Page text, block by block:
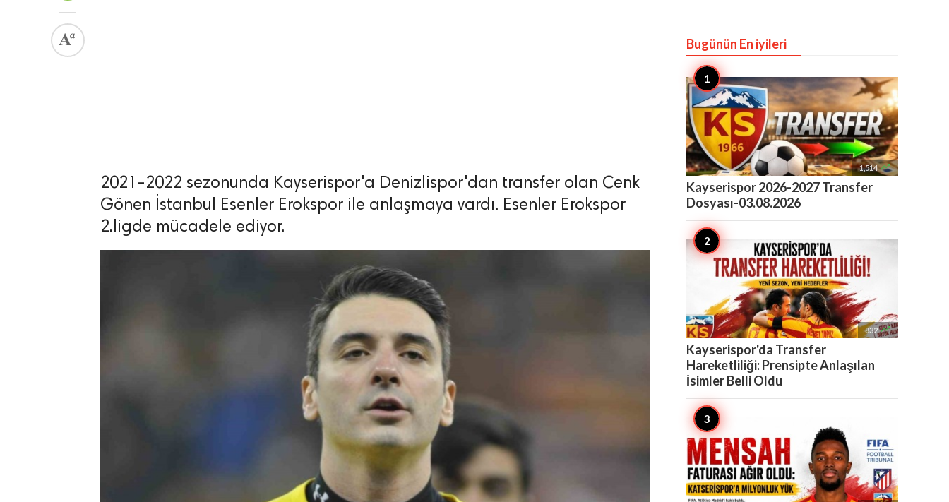
2021-2022 sezonunda Kayserispor'a Denizlispor'dan transfer olan Cenk
Gönen İstanbul Esenler Erokspor ile anlaşmaya vardı. Esenler Erokspor
2.ligde mücadele ediyor.
Bugünün En iyileri
1,514 
Kayserispor 2026-2027 Transfer
Dosyası-03.08.2026
832 
Kayserispor'da Transfer
Hareketliliği: Prensipte Anlaşılan
İsimler Belli Oldu